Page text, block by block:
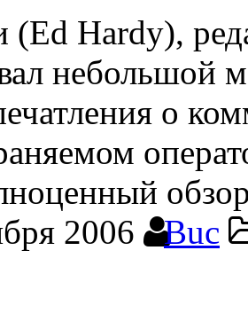
Hardy),
небольшой
о
2006
Buc